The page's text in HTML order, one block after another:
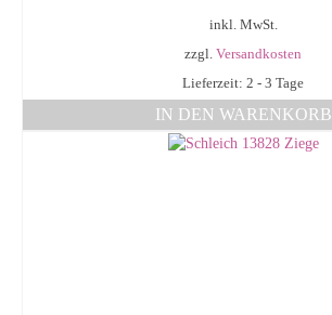
inkl. MwSt.
zzgl. Versandkosten
Lieferzeit: 2 - 3 Tage
IN DEN WARENKORB